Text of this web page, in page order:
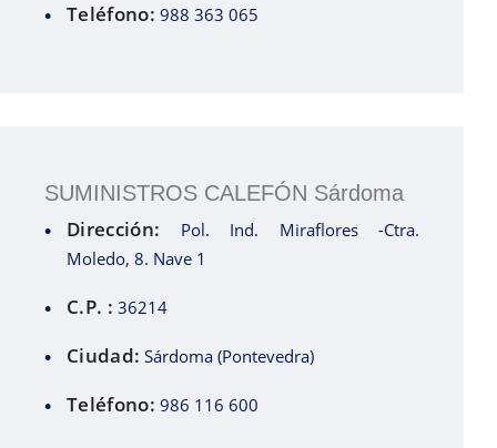
Teléfono: 988 363 065
SUMINISTROS CALEFÓN Sárdoma
Dirección: Pol. Ind. Miraflores -Ctra.
Moledo, 8. Nave 1
C.P. : 36214
Ciudad: Sárdoma (Pontevedra)
Teléfono: 986 116 600